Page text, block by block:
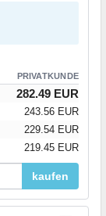
PRIVATKUNDE
282.49 EUR
243.56 EUR
229.54 EUR
219.45 EUR
kaufen